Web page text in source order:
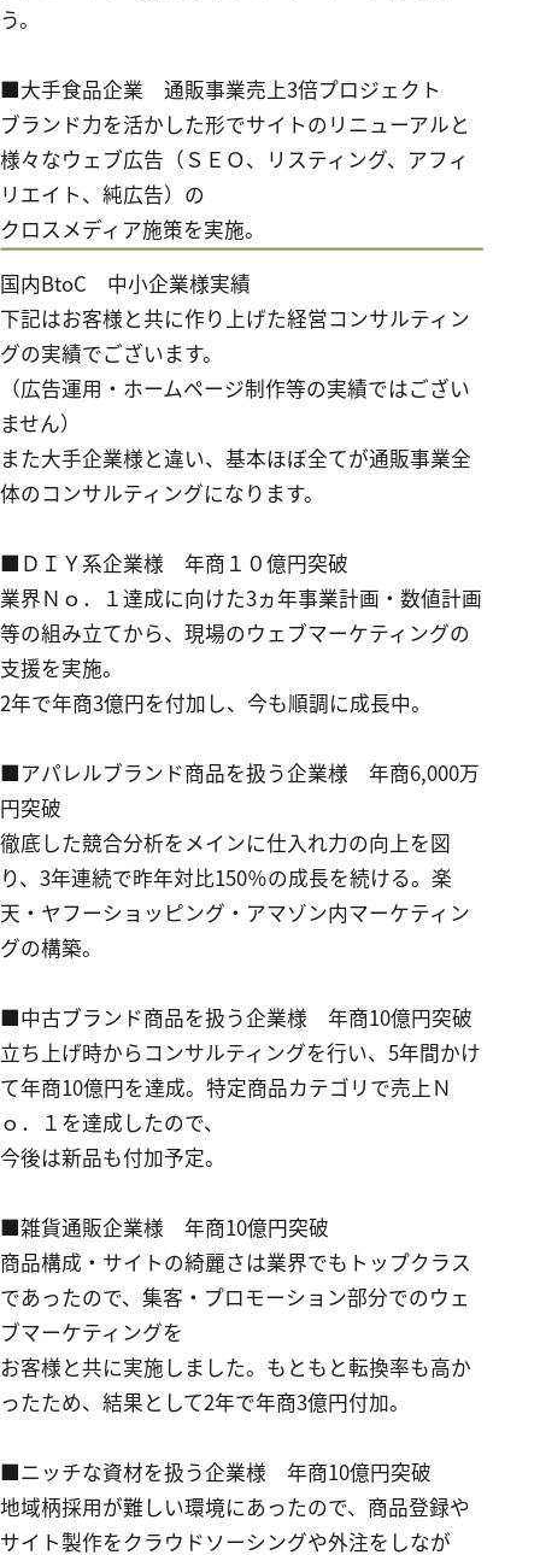
う。
■大手食品企業 通販事業売上3倍プロジェクト
ブランド力を活かした形でサイトのリニューアルと
様々なウェブ広告（ＳＥＯ、リスティング、アフィ
リエイト、純広告）の
クロスメディア施策を実施。
国内BtoC 中小企業様実績
下記はお客様と共に作り上げた経営コンサルティン
グの実績でございます。
（広告運用・ホームページ制作等の実績ではござい
ません）
また大手企業様と違い、基本ほぼ全てが通販事業全
体のコンサルティングになります。
■ＤＩＹ系企業様 年商１０億円突破
業界Ｎｏ．１達成に向けた3ヵ年事業計画・数値計画
等の組み立てから、現場のウェブマーケティングの
支援を実施。
2年で年商3億円を付加し、今も順調に成長中。
■アパレルブランド商品を扱う企業様 年商6,000万
円突破
徹底した競合分析をメインに仕入れ力の向上を図
り、3年連続で昨年対比150％の成長を続ける。楽
天・ヤフーショッピング・アマゾン内マーケティン
グの構築。
■中古ブランド商品を扱う企業様 年商10億円突破
立ち上げ時からコンサルティングを行い、5年間かけ
て年商10億円を達成。特定商品カテゴリで売上Ｎ
ｏ．１を達成したので、
今後は新品も付加予定。
■雑貨通販企業様 年商10億円突破
商品構成・サイトの綺麗さは業界でもトップクラス
であったので、集客・プロモーション部分でのウェ
ブマーケティングを
お客様と共に実施しました。もともと転換率も高か
ったため、結果として2年で年商3億円付加。
■ニッチな資材を扱う企業様 年商10億円突破
地域柄採用が難しい環境にあったので、商品登録や
サイト製作をクラウドソーシングや外注をしなが